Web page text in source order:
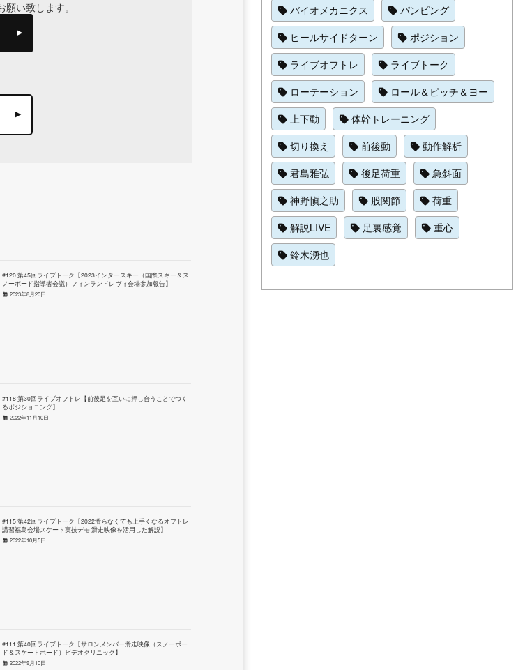
い致します。
#120 第45回ライブトーク【2023インタースキー（国際スキー＆ス
ノーボード指導者会議）フィンランドレヴィ会場参加報告】
2023年8月20日
#118 第30回ライブオフトレ【前後足を互いに押し合うことでつく
るポジショニング】
2022年11月10日
#115 第42回ライブトーク【2022滑らなくても上手くなるオフトレ
講習福島会場スケート実技デモ 滑走映像を活用した解説】
2022年10月5日
#111 第40回ライブトーク【サロンメンバー滑走映像（スノーボー
ド＆スケートボード）ビデオクリニック】
2022年9月10日
バイオメカニクス
パンピング
ヒールサイドターン
ポジション
ライブオフトレ
ライブトーク
ローテーション
ロール＆ピッチ＆ヨー
上下動
体幹トレーニング
切り換え
前後動
動作解析
君島雅弘
後足荷重
急斜面
神野愼之助
股関節
荷重
解説LIVE
足裏感覚
重心
鈴木湧也